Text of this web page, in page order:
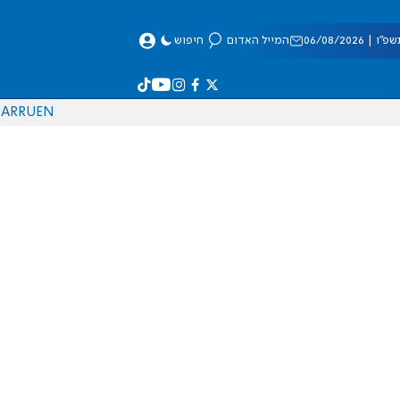
08/2026 המייל האדום חיפוש
EN
RU
AR